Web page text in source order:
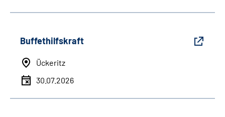
Buffethilfskraft
Ückeritz
30.07.2026